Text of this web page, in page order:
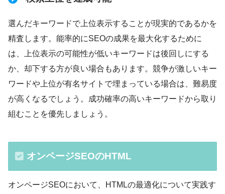
選んだキーワードで上位表示することが現実的であるかを
精査します。能率的にSEOの成果を最大化するために
は、上位表示の可能性が低いキーワードは後回しにする
か、却下する方が良い場合もあります。競争が激しいキー
ワードや上位が有名サイトで埋まっている場合は、難易度
が高くなるでしょう。成功確率の高いキーワードから取り
組むことを優先しましょう。
オンページSEOのHTML
オンページSEOにおいて、HTMLの最適化について実践す